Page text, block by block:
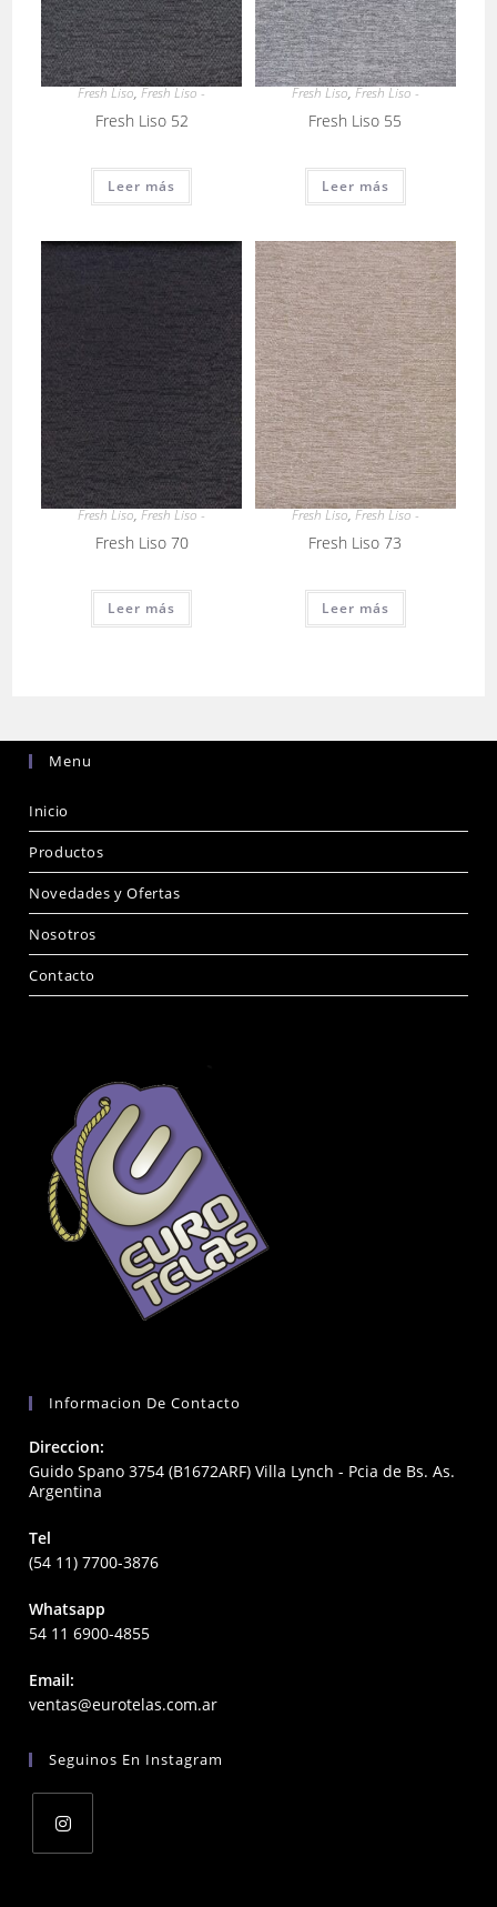
Fresh Liso,Fresh Liso -
Fresh Liso 52
Leer más
Fresh Liso,Fresh Liso -
Fresh Liso 55
Leer más
Fresh Liso,Fresh Liso -
Fresh Liso 70
Leer más
Fresh Liso,Fresh Liso -
Fresh Liso 73
Leer más
Menu
Inicio
Productos
Novedades y Ofertas
Nosotros
Contacto
Informacion De Contacto
Direccion:
Guido Spano 3754 (B1672ARF) Villa Lynch - Pcia de Bs. As.
Argentina
Tel
(54 11) 7700-3876
Whatsapp
54 11 6900-4855
Email:
ventas@eurotelas.com.arOpens
application
Seguinos En Instagram